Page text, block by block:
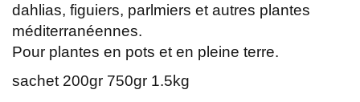
dahlias, figuiers, parlmiers et autres plantes
méditerranéennes.
Pour plantes en pots et en pleine terre.
sachet 200gr 750gr 1.5kg